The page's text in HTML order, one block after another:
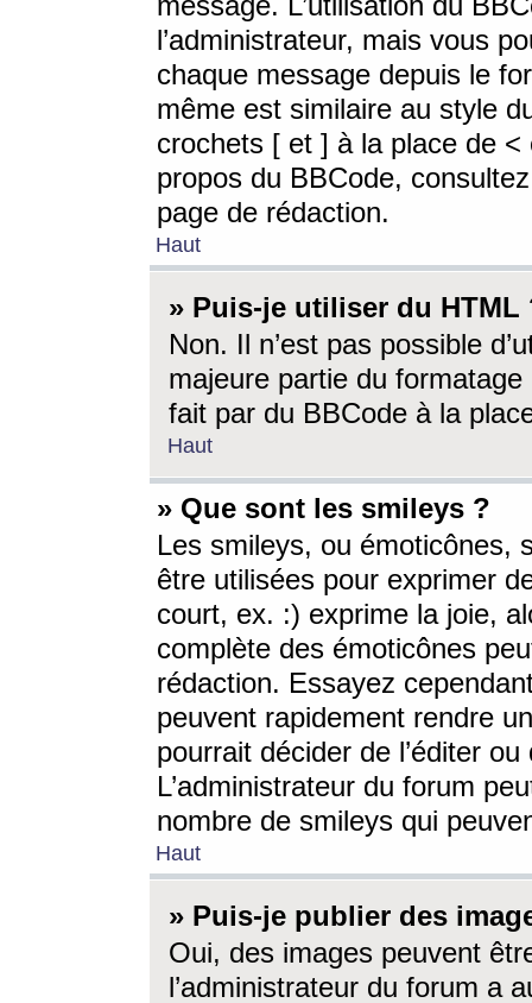
l’administrateur, mais vous
chaque message depuis le
même est similaire au style
crochets [ et ] à la place de <
propos du BBCode,
page de rédaction.
Haut
» Puis-je utiliser du HTML
Non. Il n’est pas possible
majeure partie du
fait par du BBCode à la
Haut
» Que sont les smileys ?
Les smileys, ou émoticônes,
être utilisées pour exprimer
court, ex. :) exprime la joie,
complète des émoticônes
rédaction. Essayez
peuvent rapidement rendre
pourrait décider de l’éditer
L’administrateur du forum
nombre de smileys qui
Haut
» Puis-je publier des
Oui, des images peuvent
l’administrateur du forum a